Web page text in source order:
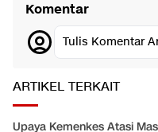
Komentar
Tulis Komentar
ARTIKEL TERKAIT
Upaya Kemenkes Atasi